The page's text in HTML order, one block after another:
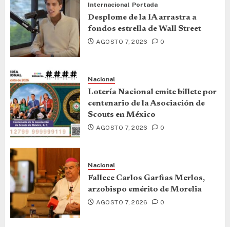
Internacional Portada
Desplome de la IA arrastra a
fondos estrella de Wall Street
AGOSTO 7, 2026 0
Nacional
Lotería Nacional emite billete por
centenario de la Asociación de
Scouts en México
AGOSTO 7, 2026 0
Nacional
Fallece Carlos Garfias Merlos,
arzobispo emérito de Morelia
AGOSTO 7, 2026 0